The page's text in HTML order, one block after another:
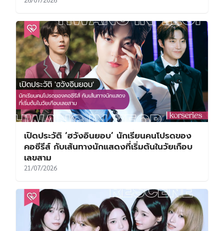
เปิดประวัติ ‘ฮวังอินยอบ’ นักเรียนคนโปรดของ
คอซีรีส์ กับเส้นทางนักแสดงที่เริ่มต้นในวัยเกือบ
เลขสาม
21/07/2026